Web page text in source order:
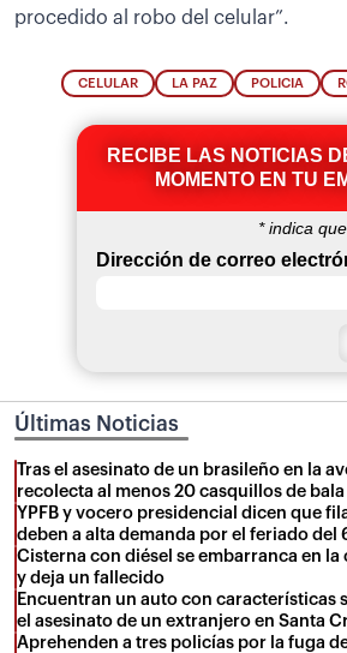
procedido al robo del celular”.
CELULAR LA PAZ POLICIA
RECIBE LAS NOTICIAS
MOMENTO EN TU
*indica
Dirección de correo
Últimas Noticias
Tras el asesinato de un brasileño en la
recolecta al menos 20 casquillos de bala
YPFB y vocero presidencial dicen que
deben a alta demanda por el feriado del
Cisterna con diésel se embarranca en la
y deja un fallecido
Encuentran un auto con características
el asesinato de un extranjero en Santa
Aprehenden a tres policías por la fuga